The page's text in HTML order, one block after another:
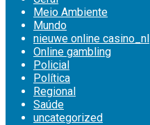
Meio Ambiente
Mundo
nieuwe online casino_nl
Online gambling
Policial
Política
Regional
Saúde
uncategorized